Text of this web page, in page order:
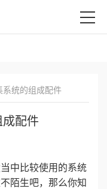
系统的组成配件
配件
中比较使用的系统
陌生吧，那么你知